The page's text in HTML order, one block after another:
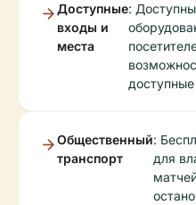
Доступные
входы и
места
:
Общественный
транспорт
:
для